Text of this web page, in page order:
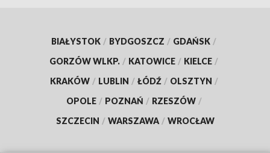
BIAŁYSTOK / BYDGOSZCZ / GDAŃSK /
GORZÓW WLKP. / KATOWICE / KIELCE /
KRAKÓW / LUBLIN / ŁÓDŹ / OLSZTYN /
OPOLE / POZNAŃ / RZESZÓW /
SZCZECIN / WARSZAWA / WROCŁAW